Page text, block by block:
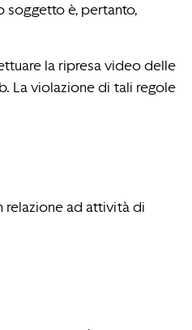
soggetto è, pertanto,
la ripresa video delle
La violazione di tali regole
relazione ad attività di